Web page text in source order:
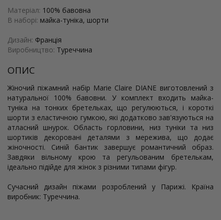
Матеріал: 100% бавовна
В наборі: майка-туніка, шорти
Дизайн: Франція
Виробництво: Туреччина
ОПИС
Жіночий піжамний набір Marie Claire DIANE виготовлений з
натуральної 100% бавовни. У комплект входить майка-
туніка на тонких бретельках, що регулюються, і короткі
шорти з еластичною гумкою, які додатково зав'язуються на
атласний шнурок. Область горловини, низ туніки та низ
шортиків декоровані деталями з мережива, що додає
жіночності. Синій бантик завершує романтичний образ.
Завдяки вільному крою та регульованим бретелькам,
ідеально підійде для жінок з різними типами фігур.
Сучасний дизайн піжами розроблений у Парижі. Країна
виробник: Туреччина.